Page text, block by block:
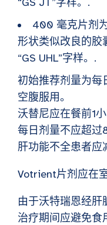
400 毫克片剂为
形状类似改良的胶
“GS UHL”字样。.
初始推荐剂量为每
空腹服用。
沃替尼应在餐前1
每日剂量不应超过
肝功能不全患者应
Votrient片剂应在
由于沃特瑞恩经肝
治疗期间应避免食